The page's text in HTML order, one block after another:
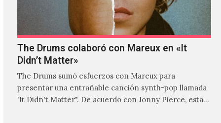
The Drums colaboró con Mareux en «It
Didn’t Matter»
The Drums sumó esfuerzos con Mareux para
presentar una entrañable canción synth-pop llamada
'It Didn't Matter". De acuerdo con Jonny Pierce, esta